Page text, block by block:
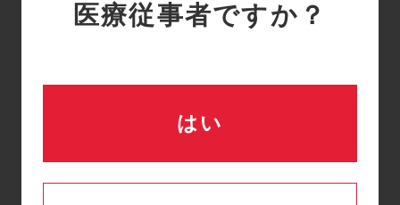
医療従事者ですか？
はい
置術
エコーガイド下短軸穿刺
東京医科大学病院／消化器外
生 内頚静脈穿刺について
血管系 CVポート 手技動画